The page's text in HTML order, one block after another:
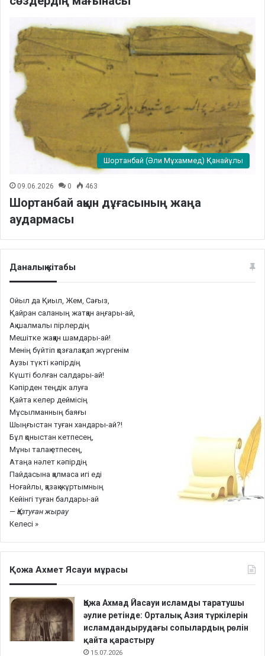
Шортанбай (Әли Мұхаммед) Қанайұлы
09.06.2026 0 463
Шортанбай ақын дұғасының жаңа
аудармасы
Даналық кітабы
Ойыл да Қиыл, Жем, Сағыз,
Қайран саланың жатқан аңғары-ай,
Ақ шалмалы пірлердің
Мешітке жаққан шамдары-ай!
Менің бүйтіп қозғалақтап жүргенім
Аузы түкті кәпірдің
Күшті болған салдары-ай!
Кәпірден теңдік алуға
Қайта келер деймісің
Мұсылманның баяғы
Шыңғыстан туған хандары-ай?!
Бұл қоныстан кетпесең,
Мұны талақ етпесең,
Атаңа нәлет кәпірдің
Пайдасына қалмаса игі еді
Ноғайлы, қазақ жұртымның
Кейінгі туған балдары-ай
— Қазтуған жырау
Келесі »
Қожа Ахмет Ясауи мұрасы
Қожа Ахмад Йасауи исламды таратушы
әулие ретінде: Орталық Азия түркілерін
исламдандырудағы сопылардың рөлін
қайта қарастыру
15.07.2026